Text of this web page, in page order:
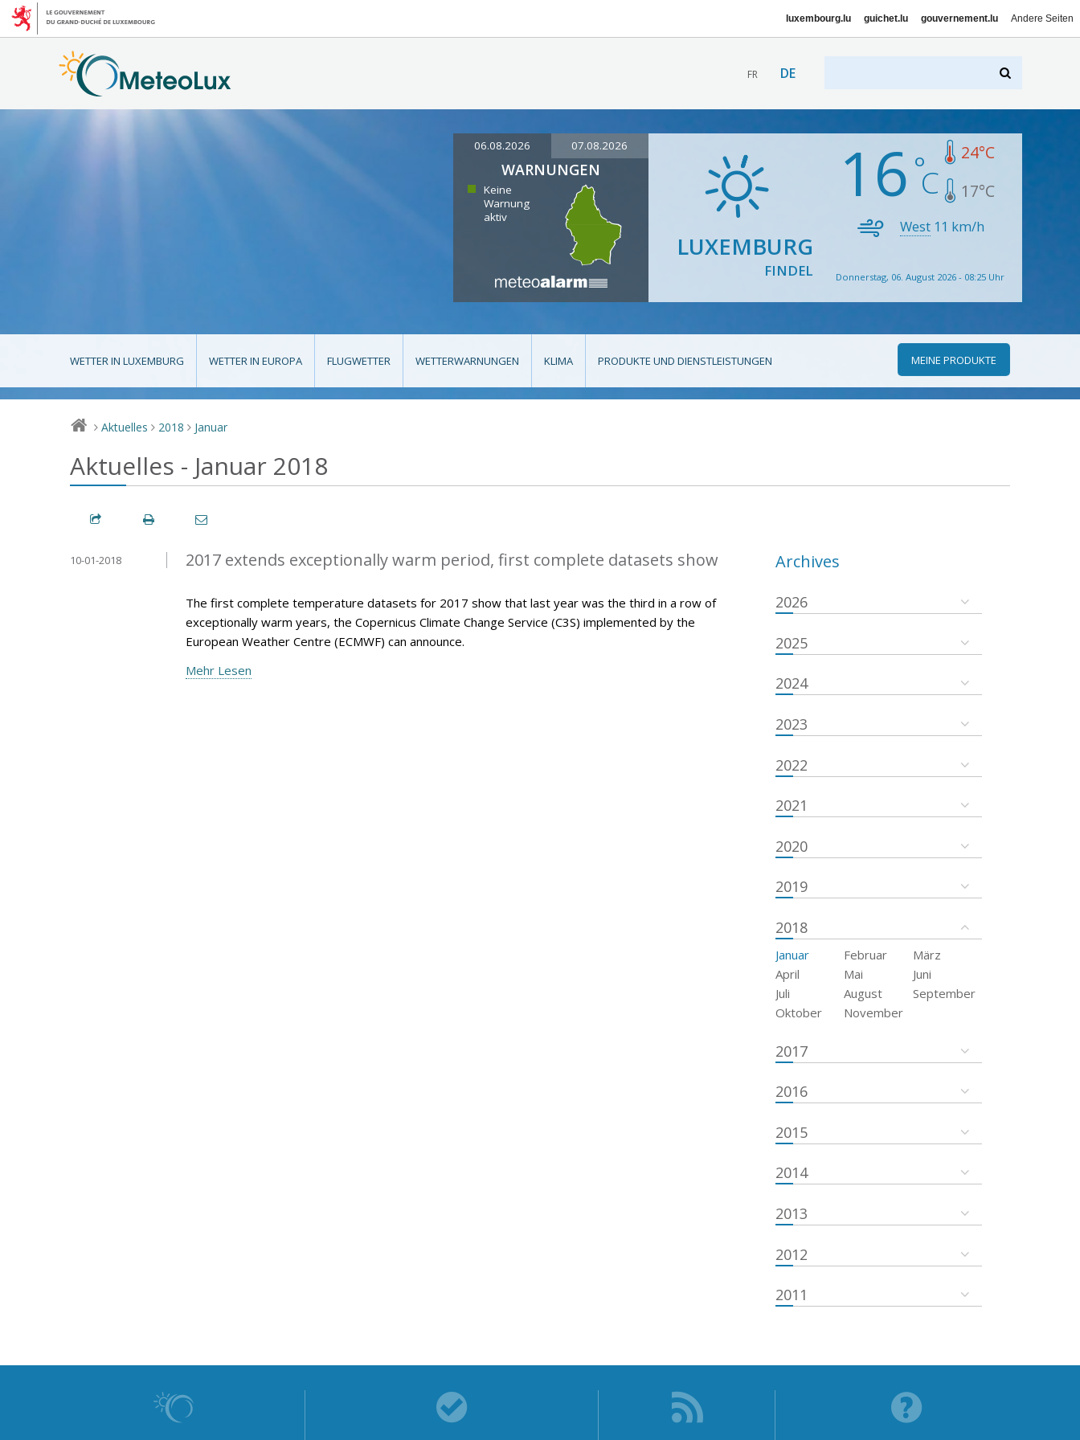
luxembourg.lu guichet.lu gouvernement.lu Andere Seiten
FR DE
06.08.2026 07.08.2026
WARNUNGEN
Keine
Warnung
aktiv
LUXEMBURG
FINDEL
16 24°C
17°C
West 11 km/h
Donnerstag, 06. August 2026 - 08:25 Uhr
WETTER IN LUXEMBURG WETTER IN EUROPA FLUGWETTER WETTERWARNUNGEN KLIMA PRODUKTE UND DIENSTLEISTUNGEN MEINE PRODUKTE
> Aktuelles > 2018 > Januar
Aktuelles - Januar 2018
2017 extends exceptionally warm period, first complete datasets show
10-01-2018
The first complete temperature datasets for 2017 show that last year was the third in a row of
exceptionally warm years, the Copernicus Climate Change Service (C3S) implemented by the
European Weather Centre (ECMWF) can announce.
Mehr Lesen
Archives
2026
2025
2024
2023
2022
2021
2020
2019
2018
Januar Februar
März
April
Mai
Juni
Juli
August
September
Oktober
November
2017
2016
2015
2014
2013
2012
2011